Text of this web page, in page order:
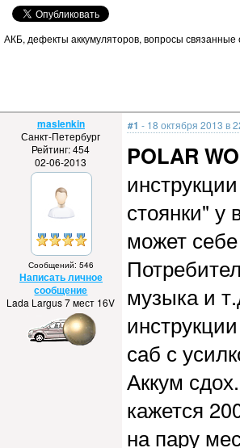
АКБ, дефекты аккумуляторов, вопросы связанные
maslenkin
Санкт-Петербург
Рейтинг: 454
02-06-2013
Сообщений: 546
Написать личное
сообщение
Lada Largus 7 мест 16V
#1 - 18 октября 2013 в
POLAR
стоянки" у
может
музыка и
саб с
Аккум
кажется
на пару